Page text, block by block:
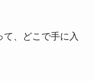
て、どこで手に入